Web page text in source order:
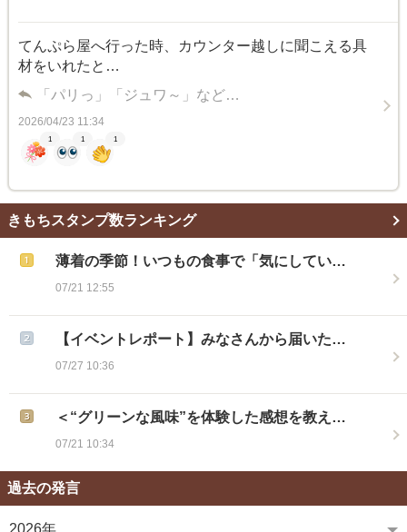
てんぷら屋へ行った時、カウンター越しに聞こえる具
材をいれたと…
「パリっ」「ジュワ～」など…
2026/04/23 11:34
1 1 1
きもちスタンプ数ランキング
薄着の季節！いつもの食事で「気にしてい…
07/21 12:55
【イベントレポート】みなさんから届いた…
07/27 10:36
＜“グリーンな風味”を体験した感想を教え…
07/21 10:34
過去の発言